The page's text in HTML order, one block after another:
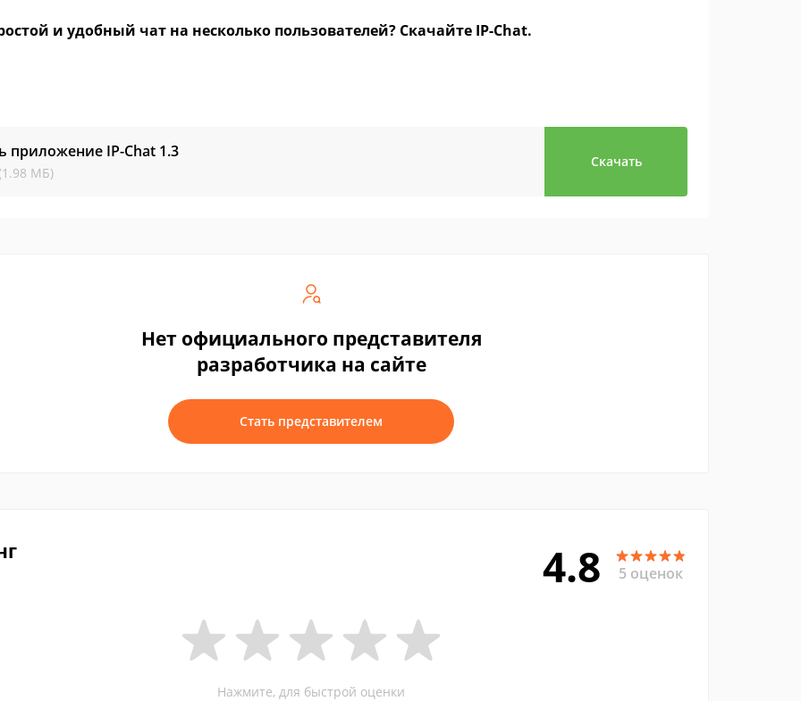
и удобный чат на несколько пользователей? Скачайте IP-Chat.
приложение IP-Chat 1.3
МБ)
Скачать
Нет официального представителя
разработчика на сайте
Стать представителем
4.8 5 оценок
Нажмите, для быстрой оценки